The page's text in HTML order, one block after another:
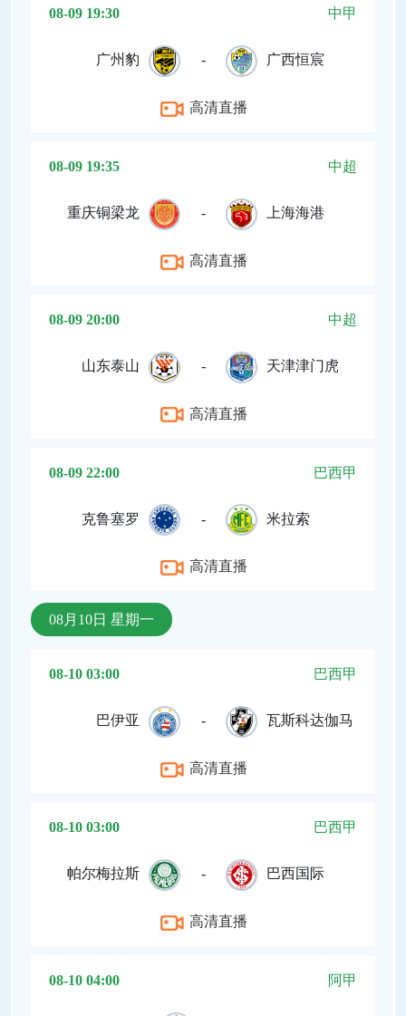
08-09 19:30 中甲
广州豹 - 广西恒宸
高清直播
08-09 19:35 中超
重庆铜梁龙 - 上海海港
高清直播
08-09 20:00 中超
山东泰山 - 天津津门虎
高清直播
08-09 22:00 巴西甲
克鲁塞罗 - 米拉索
高清直播
08月10日 星期一
08-10 03:00 巴西甲
巴伊亚 - 瓦斯科达伽马
高清直播
08-10 03:00 巴西甲
帕尔梅拉斯 - 巴西国际
高清直播
08-10 04:00 阿甲